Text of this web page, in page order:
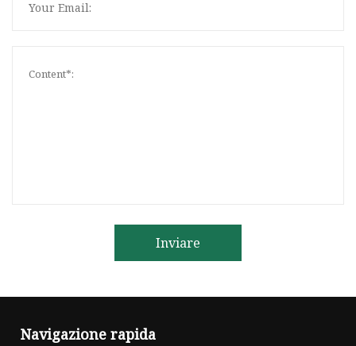
Inviare
Navigazione rapida